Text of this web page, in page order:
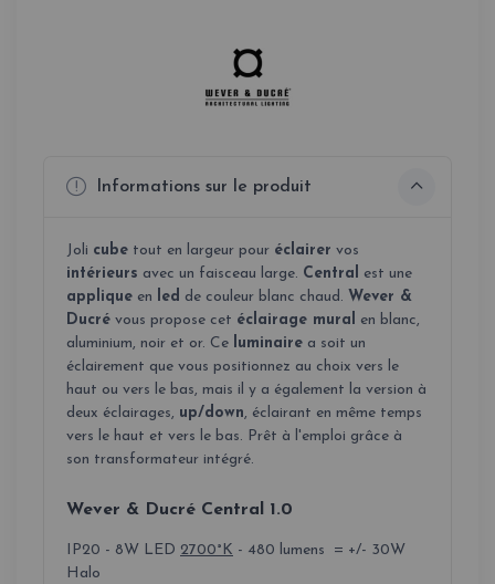
Informations sur le produit
Joli cube tout en largeur pour éclairer vos
intérieurs avec un faisceau large. Central est une
applique en led de couleur blanc chaud. Wever &
Ducré vous propose cet éclairage mural en blanc,
aluminium, noir et or. Ce luminaire a soit un
éclairement que vous positionnez au choix vers le
haut ou vers le bas, mais il y a également la version à
deux éclairages, up/down, éclairant en même temps
vers le haut et vers le bas. Prêt à l'emploi grâce à
son transformateur intégré.
Wever & Ducré Central 1.0
IP20 - 8W LED 2700°K - 480 lumens = +/- 30W
Halo